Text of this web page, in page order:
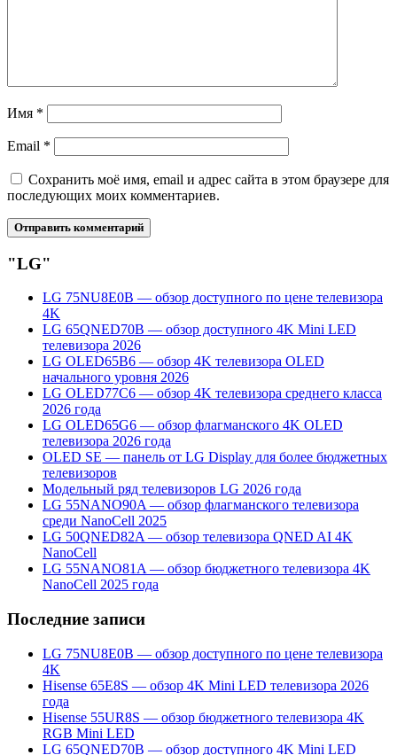
Имя *
Email *
Сохранить моё имя, email и адрес сайта в этом браузере для
последующих моих комментариев.
"LG"
LG 75NU8E0B — обзор доступного по цене телевизора
4K
LG 65QNED70B — обзор доступного 4K Mini LED
телевизора 2026
LG OLED65B6 — обзор 4K телевизора OLED
начального уровня 2026
LG OLED77C6 — обзор 4K телевизора среднего класса
2026 года
LG OLED65G6 — обзор флагманского 4K OLED
телевизора 2026 года
OLED SE — панель от LG Display для более бюджетных
телевизоров
Модельный ряд телевизоров LG 2026 года
LG 55NANO90A — обзор флагманского телевизора
среди NanoCell 2025
LG 50QNED82A — обзор телевизора QNED AI 4K
NanoCell
LG 55NANO81A — обзор бюджетного телевизора 4K
NanoCell 2025 года
Последние записи
LG 75NU8E0B — обзор доступного по цене телевизора
4K
Hisense 65E8S — обзор 4K Mini LED телевизора 2026
года
Hisense 55UR8S — обзор бюджетного телевизора 4K
RGB Mini LED
LG 65QNED70B — обзор доступного 4K Mini LED